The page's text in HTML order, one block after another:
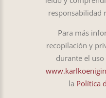
responsabilidad
Para más
recopilación y
durante el
la Política